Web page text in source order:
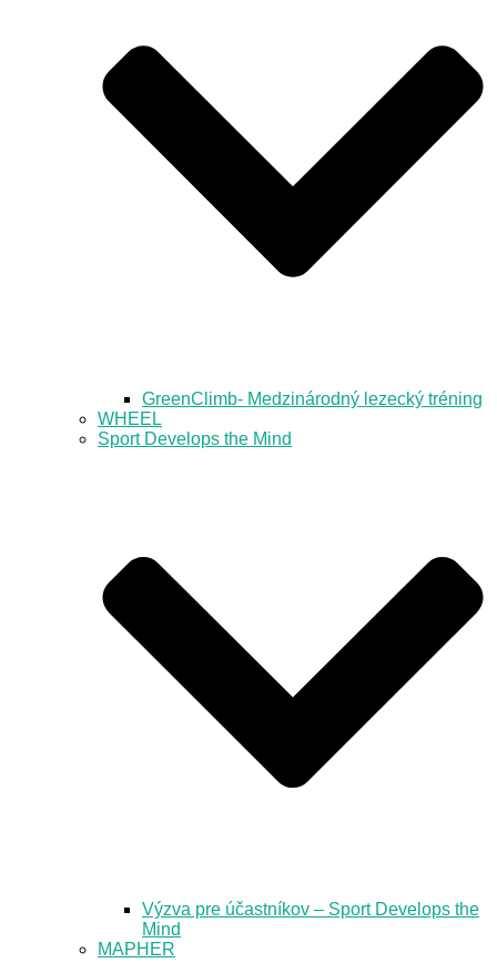
GreenClimb- Medzinárodný lezecký tréning
WHEEL
Sport Develops the Mind
Výzva pre účastníkov – Sport Develops the
Mind
MAPHER